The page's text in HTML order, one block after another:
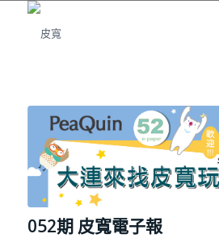
052期 皮寬電子報